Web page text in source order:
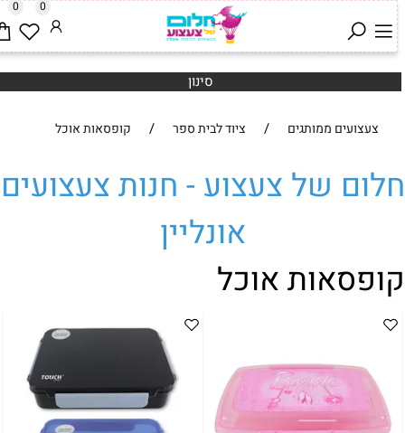
0 0
סינון
צעצועים ממותגים / ציוד לבית ספר / קופסאות אוכל
של צעצוע - חנות צעצועים
אונליין
אוכל